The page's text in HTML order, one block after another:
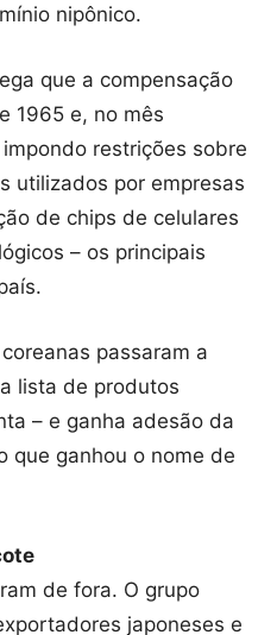
nipônico.
que a compensação
1965 e, no mês
restrições sobre
utilizados por empresas
de chips de celulares
– os principais
passaram a
lista de produtos
– e ganha adesão da
que ganhou o nome de
de fora. O grupo
japoneses e